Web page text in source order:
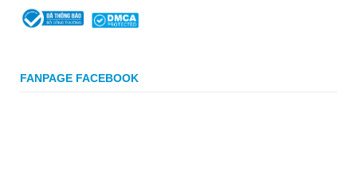
FANPAGE FACEBOOK